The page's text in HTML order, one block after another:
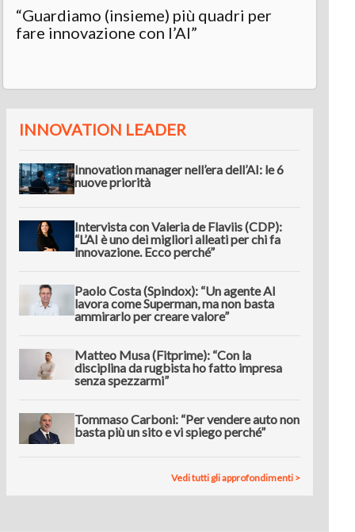
“Guardiamo (insieme) più quadri per
fare innovazione con l’AI”
INNOVATION LEADER
Innovation manager nell’era dell’AI: le 6
nuove priorità
Intervista con Valeria de Flaviis (CDP):
“L’AI è uno dei migliori alleati per chi fa
innovazione. Ecco perché”
Paolo Costa (Spindox): “Un agente AI
lavora come Superman, ma non basta
ammirarlo per creare valore”
Matteo Musa (Fitprime): “Con la
disciplina da rugbista ho fatto impresa
senza spezzarmi”
Tommaso Carboni: “Per vendere auto non
basta più un sito e vi spiego perché”
Vedi tutti gli approfondimenti >